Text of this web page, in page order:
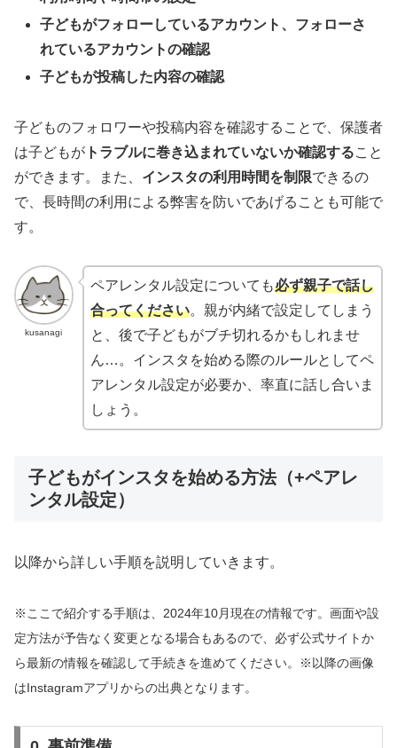
子どもがフォローしているアカウント、フォローさ
れているアカウントの確認
子どもが投稿した内容の確認
子どものフォロワーや投稿内容を確認することで、保護者
は子どもが トラブルに巻き込まれていないか確認すること
ができます。また、 インスタの利用時間を制限できるの
で、長時間の利用による弊害を防いであげることも可能で
す。
kusanagi
ペアレンタル設定についても必ず親子で話し
合ってください。親が内緒で設定してしまう
と、後で子どもがブチ切れるかもしれませ
ん…。インスタを始める際のルールとしてペ
アレンタル設定が必要か、率直に話し合いま
しょう。
子どもがインスタを始める方法（+ペアレ
ンタル設定）
以降から詳しい手順を説明していきます。
※ここで紹介する手順は、2024年10月現在の情報です。画面や設
定方法が予告なく変更となる場合もあるので、必ず公式サイトか
ら最新の情報を確認して手続きを進めてください。※以降の画像
はInstagramアプリからの出典となります。